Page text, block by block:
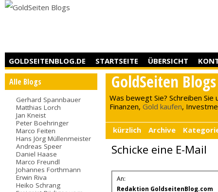
GOLDSEITENBLOG.DE STARTSEITE ÜBERSICHT
Alle Blogs
Gerhard Spannbauer
Matthias Lorch
Jan Kneist
Peter Boehringer
Marco Feiten
Hans Jörg Müllenmeister
Andreas Speer
Daniel Haase
Marco Freundl
Johannes Forthmann
Erwin Riva
Heiko Schrang
GoldSeiten Blogs
Was bewegt Sie? Schreiben Sie
Finanzen,Gold kaufen,
kürzlich Archive
Schicke eine E-Mail
An:
Redaktion GoldseitenBlog.com